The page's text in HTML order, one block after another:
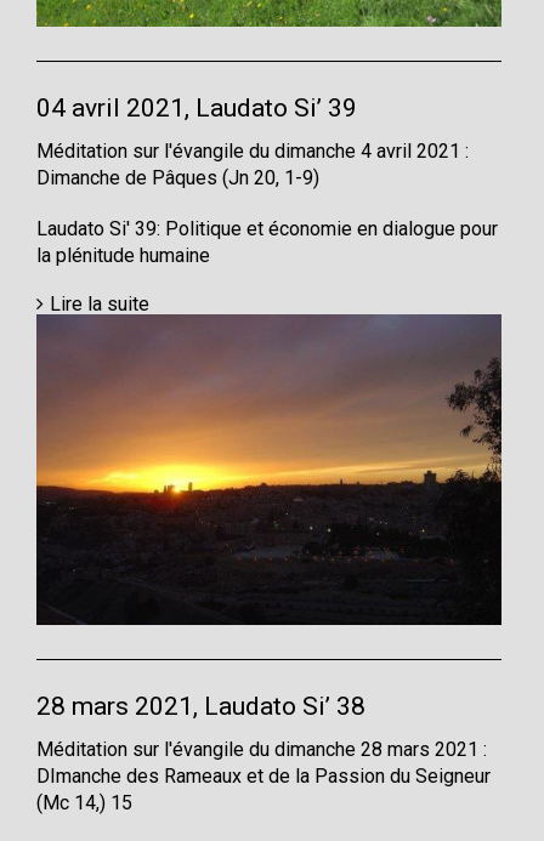
04 avril 2021, Laudato Si’ 39
Méditation sur l'évangile du dimanche 4 avril 2021 :
Dimanche de Pâques (Jn 20, 1-9)
Laudato Si' 39: Politique et économie en dialogue pour
la plénitude humaine
Lire la suite
28 mars 2021, Laudato Si’ 38
Méditation sur l'évangile du dimanche 28 mars 2021 :
DImanche des Rameaux et de la Passion du Seigneur
(Mc 14,) 15